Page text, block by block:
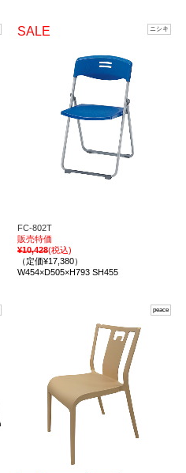
SALE ニシキ
FC-802T
販売特価
¥10,428(税込)
（定価¥17,380）
W454×D505×H793 SH455
peace